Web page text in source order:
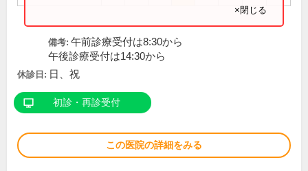
×閉じる
備考: 午前診療受付は8:30から
午後診療受付は14:30から
休診日: 日、祝
初診・再診受付
この医院の詳細をみる